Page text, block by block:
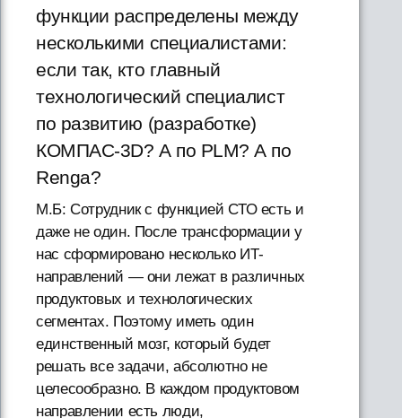
функции распределены между
несколькими специалистами:
если так, кто главный
технологический специалист
по развитию (разработке)
КОМПАС-3D? А по PLM? А по
Renga?
М.Б: Сотрудник с функцией СТО есть и
даже не один. После трансформации у
нас сформировано несколько ИТ-
направлений — они лежат в различных
продуктовых и технологических
сегментах. Поэтому иметь один
единственный мозг, который будет
решать все задачи, абсолютно не
целесообразно. В каждом продуктовом
направлении есть люди,